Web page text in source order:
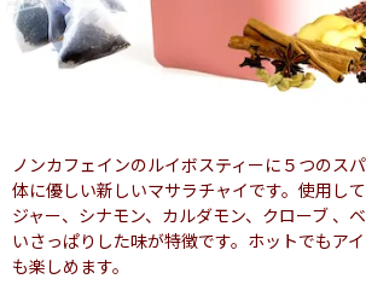
ノンカフェインのルイボスティーに５つのス
体に優しい新しいマサラチャイです。使用し
ジャー、シナモン、カルダモン、クローブ 、
いさっぱりした味が特徴です。ホットでもア
も楽しめます。